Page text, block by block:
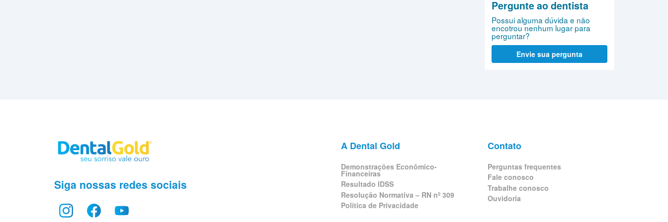
Pergunte ao dentista
Possui alguma dúvida e não
encotrou nenhum lugar para
perguntar?
Envie sua pergunta
Siga nossas redes sociais
A Dental Gold
Demonstrações Econômico-
Financeiras
Resultado IDSS
Resolução Normativa – RN nº 309
Política de Privacidade
Contato
Perguntas frequentes
Fale conosco
Trabalhe conosco
Ouvidoria